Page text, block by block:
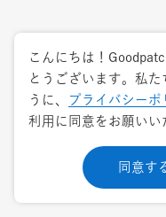
こんにちは！
とうございます。私
うに、
プライバシーポ
利用に同意をお願いい
同意す